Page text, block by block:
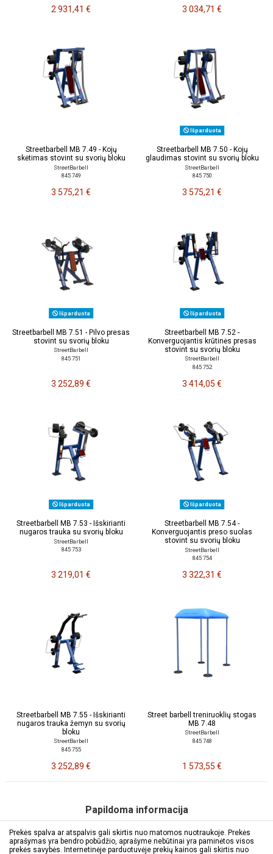
2 931,41 € 3 034,71 €
Streetbarbell MB 7.49 - Kojų
skėtimas stovint su svorių bloku
StreetBarbell
845 749
3 575,21 €
Išparduota
Streetbarbell MB 7.50 - Kojų
glaudimas stovint su svorių bloku
StreetBarbell
845 750
3 575,21 €
Išparduota
Streetbarbell MB 7.51 - Pilvo presas
stovint su svorių bloku
StreetBarbell
845 751
3 252,89 €
Išparduota
Streetbarbell MB 7.52 -
Konverguojantis krūtinės presas
stovint su svorių bloku
StreetBarbell
845 752
3 414,05 €
Išparduota
Streetbarbell MB 7.53 - Išskirianti
nugaros trauka su svorių bloku
StreetBarbell
845 753
3 219,01 €
Išparduota
Streetbarbell MB 7.54 -
Konverguojantis preso suolas
stovint su svorių bloku
StreetBarbell
845 754
3 322,31 €
Streetbarbell MB 7.55 - Išskirianti
nugaros trauka žemyn su svorių
bloku
StreetBarbell
845 755
3 252,89 €
Street barbell treniruoklių stogas
MB 7.48
StreetBarbell
845 748
1 573,55 €
Papildoma informacija
Prekės spalva ar atspalvis gali skirtis nuo matomos nuotraukoje. Prekės
aprašymas yra bendro pobūdžio, aprašyme nebūtinai yra paminėtos visos
prekės savybės. Internetinėje parduotuvėje prekių kainos gali skirtis nuo